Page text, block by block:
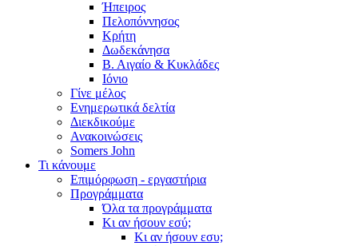
Ήπειρος
Πελοπόννησος
Κρήτη
Δωδεκάνησα
Β. Αιγαίο & Κυκλάδες
Ιόνιο
Γίνε μέλος
Ενημερωτικά δελτία
Διεκδικούμε
Ανακοινώσεις
Somers John
Τι κάνουμε
Επιμόρφωση - εργαστήρια
Προγράμματα
Όλα τα προγράμματα
Κι αν ήσουν εσύ;
Κι αν ήσουν εσυ;